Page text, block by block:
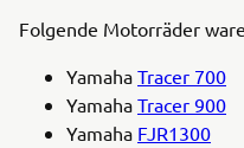
Folgende Motorräder
Yamaha Tracer 700
Yamaha Tracer 900
Yamaha FJR1300